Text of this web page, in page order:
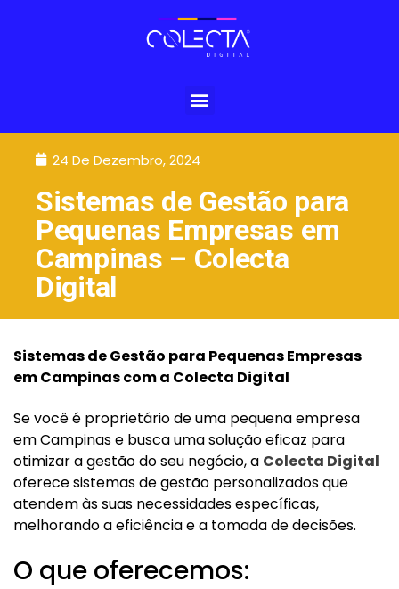
24 De Dezembro, 2024
Sistemas de Gestão para
Pequenas Empresas em
Campinas – Colecta
Digital
Sistemas de Gestão para Pequenas Empresas
em Campinas com a Colecta Digital
Se você é proprietário de uma pequena empresa
em Campinas e busca uma solução eficaz para
otimizar a gestão do seu negócio, a Colecta Digital
oferece sistemas de gestão personalizados que
atendem às suas necessidades específicas,
melhorando a eficiência e a tomada de decisões.
O que oferecemos: